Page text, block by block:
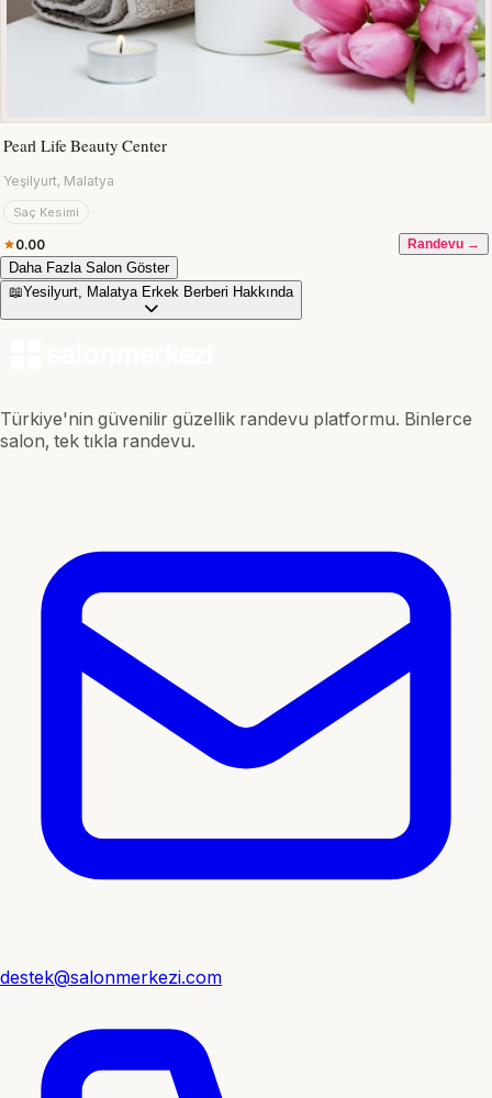
Pearl Life Beauty Center
Yeşilyurt, Malatya
Saç Kesimi
0.00 Randevu →
Daha Fazla Salon Göster
📖Yesilyurt, Malatya Erkek Berberi Hakkında
Türkiye'nin güvenilir güzellik randevu platformu. Binlerce
salon, tek tıkla randevu.
destek@salonmerkezi.com